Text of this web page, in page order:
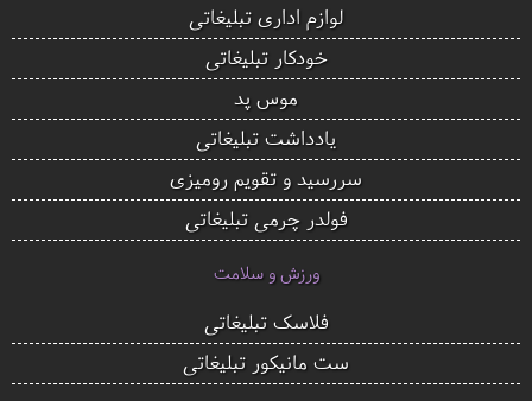
لوازم اداری تبلیغاتی
خودکار تبلیغاتی
موس پد
یادداشت تبلیغاتی
سررسید و تقویم رومیزی
فولدر چرمی تبلیغاتی
ورزش و سلامت
فلاسک تبلیغاتی
ست مانیکور تبلیغاتی